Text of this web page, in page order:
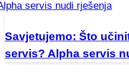
Savjetujemo: Što
servis? Alpha servis